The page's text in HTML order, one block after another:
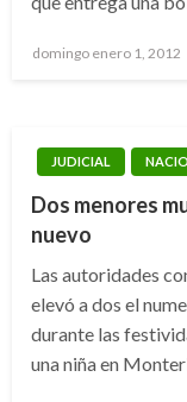
Publicado
domingo enero 1, 2012
JUDICIAL
Dos menores
nuevo
Las autoridades
elevó a dos el
durante las
una niña en